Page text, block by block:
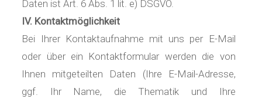
Daten ist Art. 6 Abs. 1 lit. e) DSGVO.
IV. Kontaktmöglichkeit
Bei Ihrer Kontaktaufnahme mit uns per E-Mail
oder über ein Kontaktformular werden die von
Ihnen mitgeteilten Daten (Ihre E-Mail-Adresse,
ggf. Ihr Name, die Thematik und Ihre